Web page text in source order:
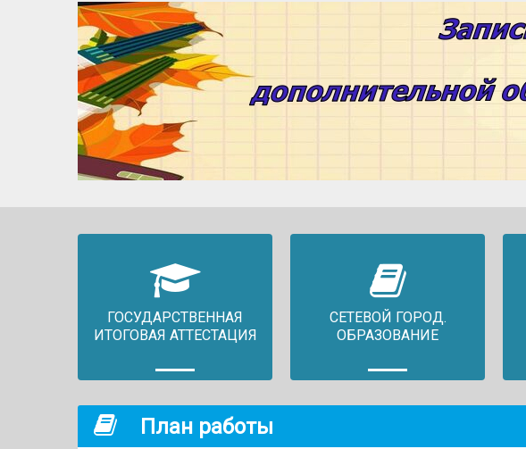
ГОСУДАРСТВЕННАЯ
ИТОГОВАЯ АТТЕСТАЦИЯ
СЕТЕВОЙ ГОРОД.
ОБРАЗОВАНИЕ
План работы